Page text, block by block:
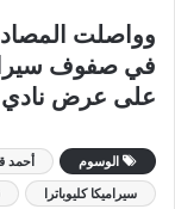
وواصلت
في صفوف
على عرض نادي
الوسوم أحمد
سيراميكا كليوباترا